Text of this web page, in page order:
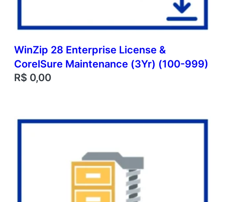
WinZip 28 Enterprise License &
CorelSure Maintenance (3Yr) (100-999)
R$ 0,00